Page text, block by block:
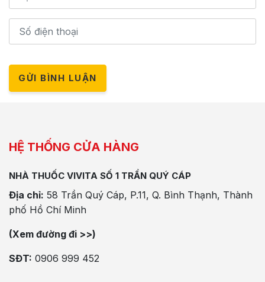
GỬI BÌNH LUẬN
HỆ THỐNG CỬA HÀNG
NHÀ THUỐC VIVITA SỐ 1 TRẦN QUÝ CÁP
Địa chỉ: 58 Trần Quý Cáp, P.11, Q. Bình Thạnh, Thành
phố Hồ Chí Minh
(Xem đường đi >>)
SĐT: 0906 999 452